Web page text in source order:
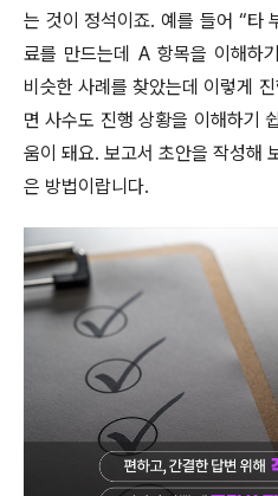
는 것이 정석이죠. 예를 들어 “타
료를 만드는데 A 항목을 이해하
비슷한 사례를 찾았는데 이렇게
면 사수도 진행 상황을 이해하기
움이 돼요. 보고서 초안을 작성해
은 방법이랍니다.